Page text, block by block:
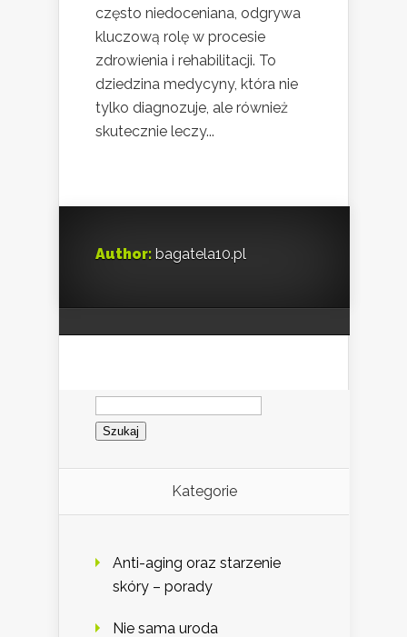
często niedoceniana, odgrywa
kluczową rolę w procesie
zdrowienia i rehabilitacji. To
dziedzina medycyny, która nie
tylko diagnozuje, ale również
skutecznie leczy...
Author: bagatela10.pl
Szukaj:
Kategorie
Anti-aging oraz starzenie
skóry – porady
Nie sama uroda